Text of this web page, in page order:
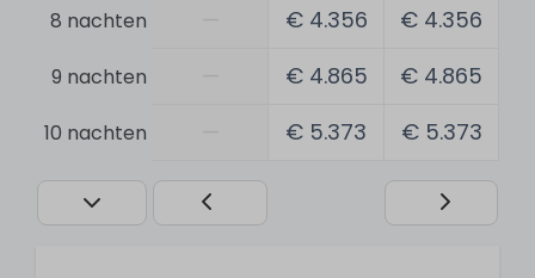
Rookmelder
Algemeen
Pooltafel
Tafeltennis
8 nachten € 4.356 € 4.356
9 nachten € 4.865 € 4.865
10 nachten € 5.373 € 5.373